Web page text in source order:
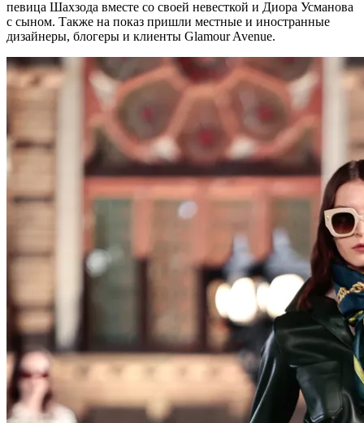
певица Шахзода вместе со своей невесткой и Диора Усманова
с сыном. Также на показ пришли местные и иностранные
дизайнеры, блогеры и клиенты Glamour Avenue.